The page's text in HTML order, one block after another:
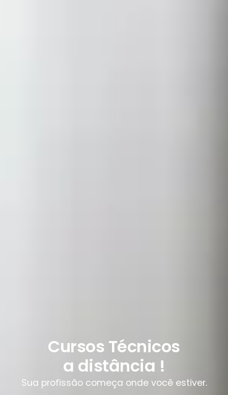
Cursos Técnicos
a distância !
Sua profissão começa onde você estiver.